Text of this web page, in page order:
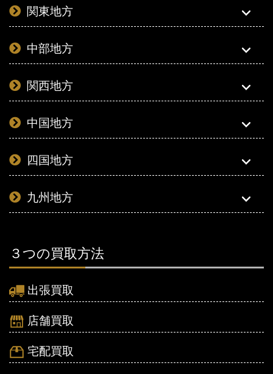
関東地方
中部地方
関西地方
中国地方
四国地方
九州地方
３つの買取方法
出張買取
店舗買取
宅配買取